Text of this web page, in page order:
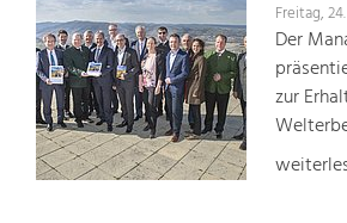
Freitag,
Der
zur